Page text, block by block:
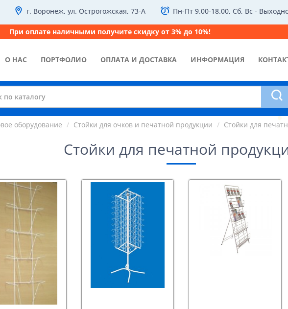
г. Воронеж, ул. Острогожская, 73-А Пн-Пт 9.00-18.00, Сб, Вс -
При оплате наличными получите скидку от 3% до 10%!
О НАС ПОРТФОЛИО ОПЛАТА И ДОСТАВКА ИНФОРМАЦИЯ
оборудование Стойки для очков и печатной продукции Стойки для
Стойки для печатной